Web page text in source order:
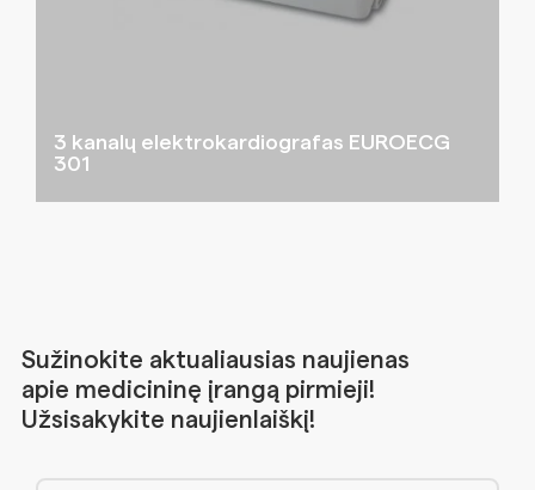
3 kanalų elektrokardiografas EUROECG
301
Sužinokite aktualiausias naujienas
apie medicininę įrangą pirmieji!
Užsisakykite naujienlaiškį!